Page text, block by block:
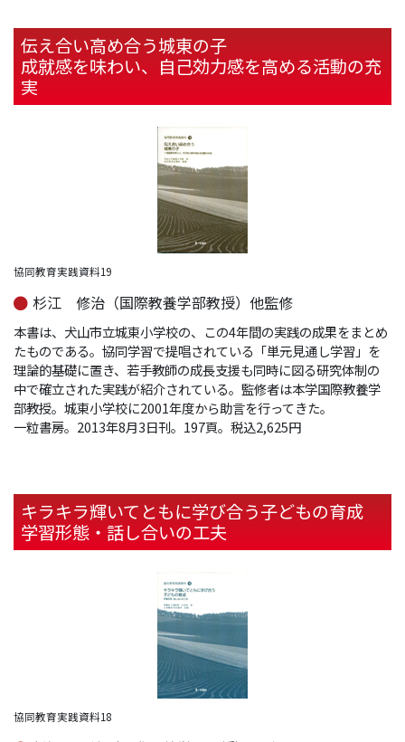
伝え合い高め合う城東の子
成就感を味わい、自己効力感を高める活動の充
実
協同教育実践資料19
杉江 修治（国際教養学部教授）他監修
本書は、犬山市立城東小学校の、この4年間の実践の成果をまとめ
たものである。協同学習で提唱されている「単元見通し学習」を
理論的基礎に置き、若手教師の成長支援も同時に図る研究体制の
中で確立された実践が紹介されている。監修者は本学国際教養学
部教授。城東小学校に2001年度から助言を行ってきた。
一粒書房。2013年8月3日刊。197頁。税込2,625円
キラキラ輝いてともに学び合う子どもの育成
学習形態・話し合いの工夫
協同教育実践資料18